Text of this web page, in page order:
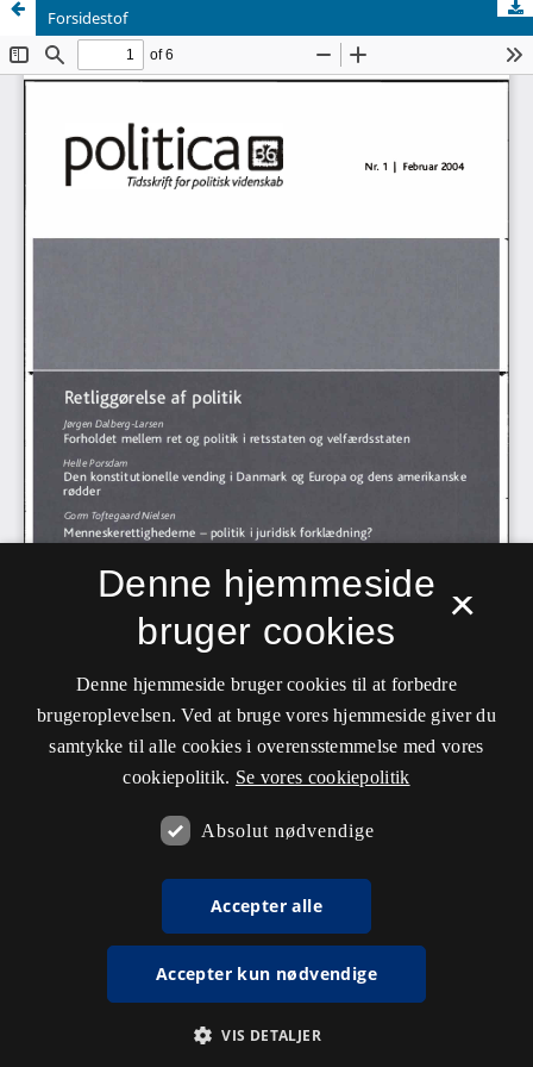
Forsidestof
×
Denne hjemmeside
bruger cookies
Denne hjemmeside bruger cookies til at forbedre
brugeroplevelsen. Ved at bruge vores hjemmeside giver du
samtykke til alle cookies i overensstemmelse med vores
cookiepolitik. Se vores cookiepolitik
Absolut nødvendige
Accepter alle
Accepter kun nødvendige
VIS DETALJER